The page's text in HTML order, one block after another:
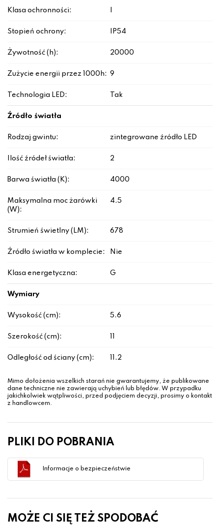
Klasa ochronności:
Stopień ochrony: IP54
Żywotność (h): 20000
Zużycie energii przez 1000h: 9
Technologia LED: Tak
Źródło światła
Rodzaj gwintu: zintegrowane źródło LED
Ilość źródeł światła: 2
Barwa światła (K): 4000
Maksymalna moc żarówki
(W):
4.5
Strumień świetlny (LM): 678
Źródło światła w komplecie: Nie
Klasa energetyczna: G
Wymiary
Wysokość (cm): 5.6
Szerokość (cm):
Odległość od ściany (cm): 11.2
Mimo dołożenia wszelkich starań nie gwarantujemy, że publikowane
dane techniczne nie zawierają uchybień lub błędów. W przypadku
jakichkolwiek wątpliwości, przed podjęciem decyzji, prosimy o kontakt
z handlowcem.
PLIKI DO POBRANIA
Informacje o bezpieczeństwie
MOŻE CI SIĘ TEŻ SPODOBAĆ